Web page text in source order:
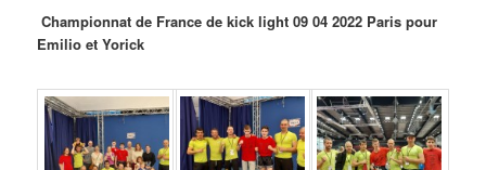
Championnat de France de kick light 09 04 2022 Paris pour
Emilio et Yorick